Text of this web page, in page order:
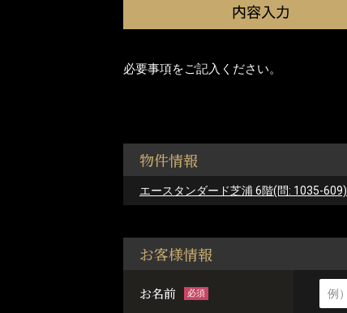
必要事項をご記入ください。
物件情報
エースタンダード芝浦 6階(問: 1035-609)
お客様情報
お名前 必須